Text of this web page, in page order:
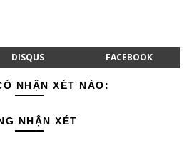
DISQUS FACEBOOK
NHẬN XÉT NÀO:
NHẬN XÉT